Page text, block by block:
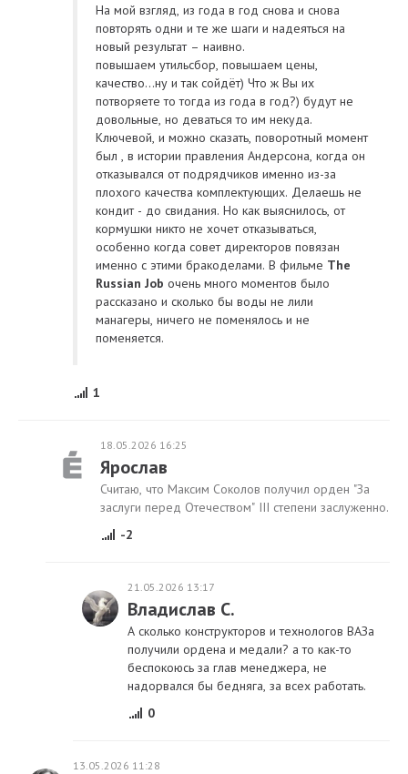
На мой взгляд, из года в год снова и снова
повторять одни и те же шаги и надеяться на
новый результат – наивно.
повышаем утильсбор, повышаем цены,
качество...ну и так сойдёт) Что ж Вы их
потворяете то тогда из года в год?) будут не
довольные, но деваться то им некуда.
Ключевой, и можно сказать, поворотный момент
был , в истории правления Андерсона, когда он
отказывался от подрядчиков именно из-за
плохого качества комплектующих. Делаешь не
кондит - до свидания. Но как выяснилось, от
кормушки никто не хочет отказываться,
особенно когда совет директоров повязан
именно с этими бракоделами. В фильме The
Russian Job очень много моментов было
рассказано и сколько бы воды не лили
манагеры, ничего не поменялось и не
поменяется.
1
18.05.2026 16:25
Ярослав
Считаю, что Максим Соколов получил орден "За
заслуги перед Отечеством" III степени заслуженно.
-2
21.05.2026 13:17
Владислав С.
А сколько конструкторов и технологов ВАЗа
получили ордена и медали? а то как-то
беспокоюсь за глав менеджера, не
надорвался бы бедняга, за всех работать.
0
13.05.2026 11:28